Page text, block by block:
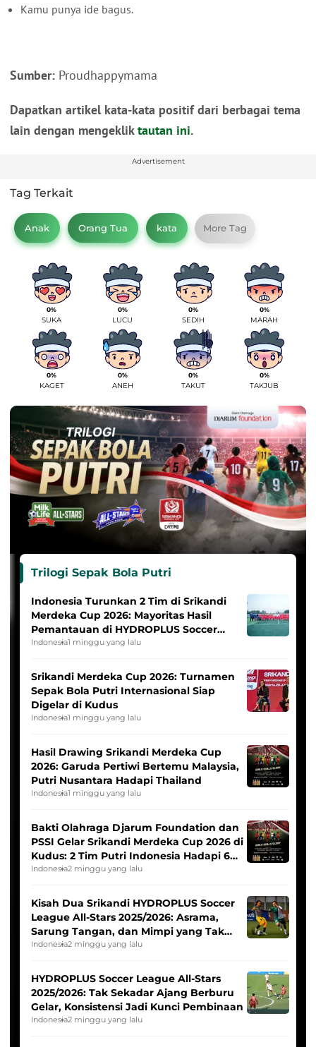
Kamu punya ide bagus.
Sumber: Proudhappymama
Dapatkan artikel kata-kata positif dari berbagai tema
lain dengan mengekliktautan ini.
Advertisement
Tag Terkait
Anak Orang Tua kata More Tag
0%
SUKA
0%
LUCU
0%
SEDIH
0%
MARAH
0%
KAGET
0%
ANEH
0%
TAKUT
0%
TAKJUB
Trilogi Sepak Bola Putri
Indonesia Turunkan 2 Tim di Srikandi
Merdeka Cup 2026: Mayoritas Hasil
Pemantauan di HYDROPLUS Soccer
League
Indonesia1 minggu yang lalu
Srikandi Merdeka Cup 2026: Turnamen
Sepak Bola Putri Internasional Siap
Digelar di Kudus
Indonesia1 minggu yang lalu
Hasil Drawing Srikandi Merdeka Cup
2026: Garuda Pertiwi Bertemu Malaysia,
Putri Nusantara Hadapi Thailand
Indonesia1 minggu yang lalu
Bakti Olahraga Djarum Foundation dan
PSSI Gelar Srikandi Merdeka Cup 2026 di
Kudus: 2 Tim Putri Indonesia Hadapi 6
Tim Asia
Indonesia2 minggu yang lalu
Kisah Dua Srikandi HYDROPLUS Soccer
League All-Stars 2025/2026: Asrama,
Sarung Tangan, dan Mimpi yang Tak
Pernah Padam
Indonesia2 minggu yang lalu
HYDROPLUS Soccer League All-Stars
2025/2026: Tak Sekadar Ajang Berburu
Gelar, Konsistensi Jadi Kunci Pembinaan
Indonesia2 minggu yang lalu